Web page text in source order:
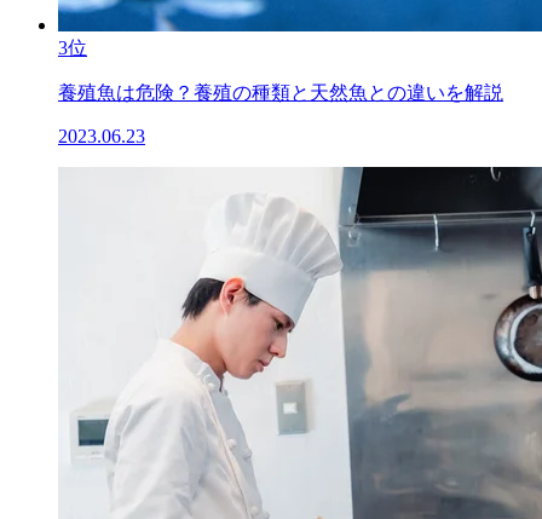
3位
養殖魚は危険？養殖の種類と天然魚との違いを解説
2023.06.23